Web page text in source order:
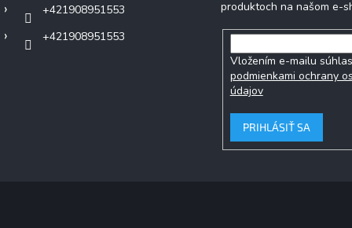
+421908951553
+421908951553
produktoch na našom e-
Vložením e-mailu
podmienkami ochrany
údajov
PRIHLÁSIŤ SA